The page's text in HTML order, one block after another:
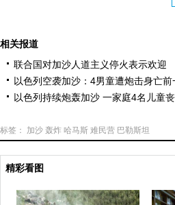
相关报道
联合国对加沙人道主义停火表示欢迎
以色列空袭加沙：4男童遭炮击身亡前
以色列持续炮轰加沙 一家庭4名儿童
标签： 加沙 轰炸 哈马斯 难民营 巴勒斯坦
精彩看图